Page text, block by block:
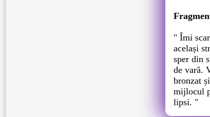
" Îmi
același
sper din
de vară.
bronzat
mijlocul
lipsi. "